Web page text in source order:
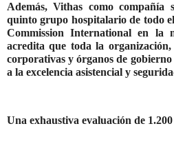
Además, Vithas como
quinto grupo hospitalario de todo
Commission International en la
acredita que toda la organización,
corporativas y órganos de gobierno
a la excelencia asistencial y
Una exhaustiva evaluación de